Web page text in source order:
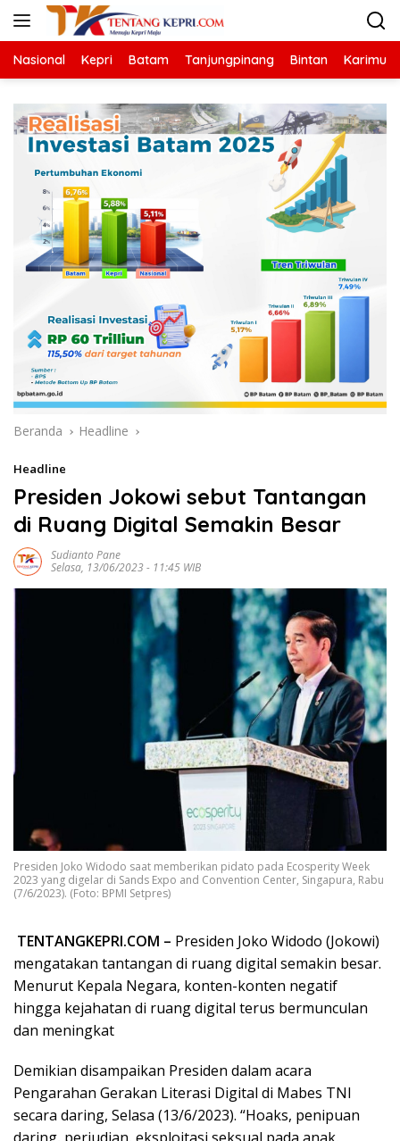
Langsung
Nasional Kepri Batam Tanjungpinang Bintan Karimun
Beranda Headline
Headline
Presiden Jokowi sebut Tantangan
di Ruang Digital Semakin Besar
Sudianto Pane
Selasa, 13/06/2023 - 11:45 WIB
Presiden Joko Widodo saat memberikan pidato pada Ecosperity Week
2023 yang digelar di Sands Expo and Convention Center, Singapura, Rabu
(7/6/2023). (Foto: BPMI Setpres)
TENTANGKEPRI.COM – Presiden Joko Widodo (Jokowi)
mengatakan tantangan di ruang digital semakin besar.
Menurut Kepala Negara, konten-konten negatif
hingga kejahatan di ruang digital terus bermunculan
dan meningkat
Demikian disampaikan Presiden dalam acara
Pengarahan Gerakan Literasi Digital di Mabes TNI
secara daring, Selasa (13/6/2023). “Hoaks, penipuan
daring, perjudian, eksploitasi seksual pada anak,